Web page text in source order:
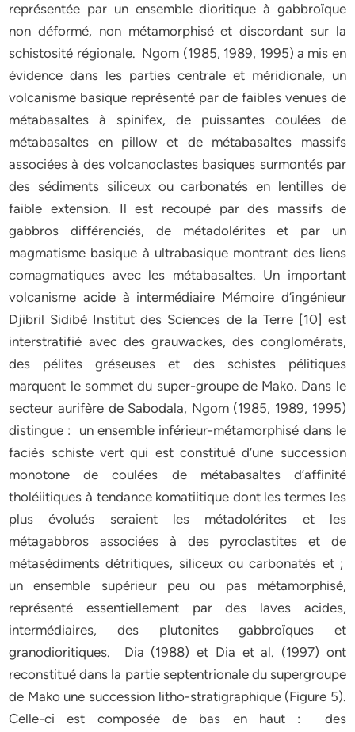
représentée par un ensemble dioritique à gabbroïque
non déformé, non métamorphisé et discordant sur la
schistosité régionale. Ngom (1985, 1989, 1995) a mis en
évidence dans les parties centrale et méridionale, un
volcanisme basique représenté par de faibles venues de
métabasaltes à spinifex, de puissantes coulées de
métabasaltes en pillow et de métabasaltes massifs
associées à des volcanoclastes basiques surmontés par
des sédiments siliceux ou carbonatés en lentilles de
faible extension. Il est recoupé par des massifs de
gabbros différenciés, de métadolérites et par un
magmatisme basique à ultrabasique montrant des liens
comagmatiques avec les métabasaltes. Un important
volcanisme acide à intermédiaire Mémoire d’ingénieur
Djibril Sidibé Institut des Sciences de la Terre [10] est
interstratifié avec des grauwackes, des conglomérats,
des pélites gréseuses et des schistes pélitiques
marquent le sommet du super-groupe de Mako. Dans le
secteur aurifère de Sabodala, Ngom (1985, 1989, 1995)
distingue : un ensemble inférieur-métamorphisé dans le
faciès schiste vert qui est constitué d’une succession
monotone de coulées de métabasaltes d’affinité
tholéiitiques à tendance komatiitique dont les termes les
plus évolués seraient les métadolérites et les
métagabbros associées à des pyroclastites et de
métasédiments détritiques, siliceux ou carbonatés et ;
un ensemble supérieur peu ou pas métamorphisé,
représenté essentiellement par des laves acides,
intermédiaires, des plutonites gabbroïques et
granodioritiques. Dia (1988) et Dia et al. (1997) ont
reconstitué dans la partie septentrionale du supergroupe
de Mako une succession litho-stratigraphique (Figure 5).
Celle-ci est composée de bas en haut : des